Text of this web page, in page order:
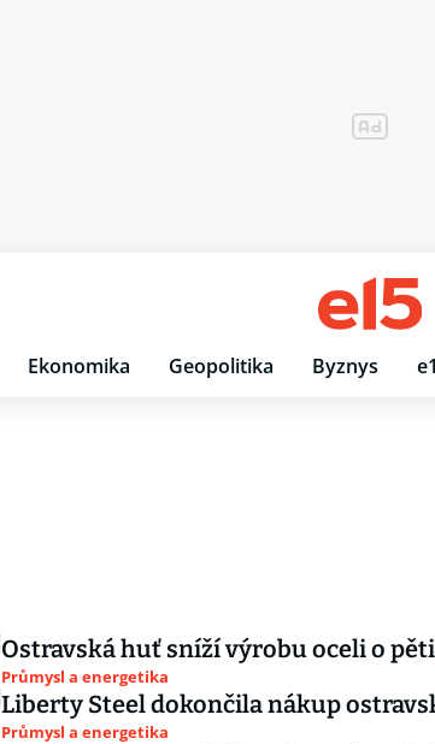
Ekonomika Geopolitika Byznys
Ostravská huť sníží výrobu oceli o
Průmysl a energetika
Liberty Steel dokončila nákup
Průmysl a energetika